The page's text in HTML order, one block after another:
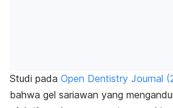
Studi pada Open Dentistry Journal
bahwa gel sariawan yang